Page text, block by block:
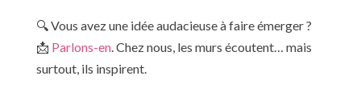
🔍 Vous avez une idée audacieuse à faire émerger ?
📩 Parlons-en. Chez nous, les murs écoutent… mais
surtout, ils inspirent.